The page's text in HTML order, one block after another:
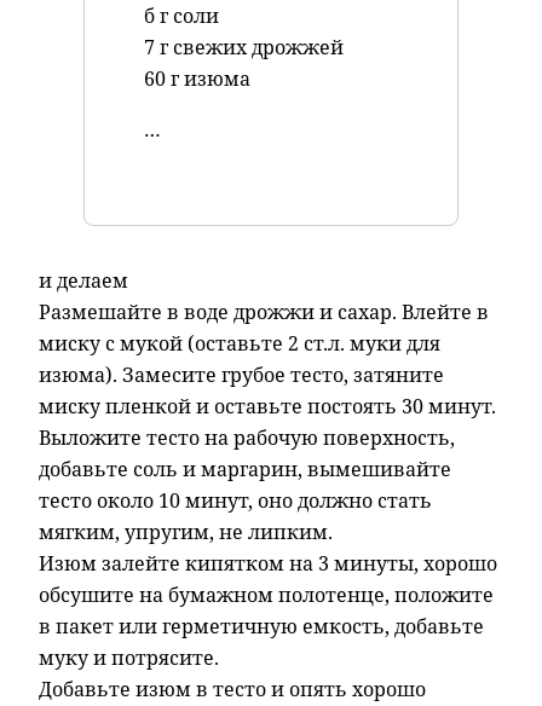
б г соли
7 г свежих дрожжей
60 г изюма
…
и делаем
Размешайте в воде дрожжи и сахар. Влейте в
миску с мукой (оставьте 2 ст.л. муки для
изюма). Замесите грубое тесто, затяните
миску пленкой и оставьте постоять 30 минут.
Выложите тесто на рабочую поверхность,
добавьте соль и маргарин, вымешивайте
тесто около 10 минут, оно должно стать
мягким, упругим, не липким.
Изюм залейте кипятком на 3 минуты, хорошо
обсушите на бумажном полотенце, положите
в пакет или герметичную емкость, добавьте
муку и потрясите.
Добавьте изюм в тесто и опять хорошо